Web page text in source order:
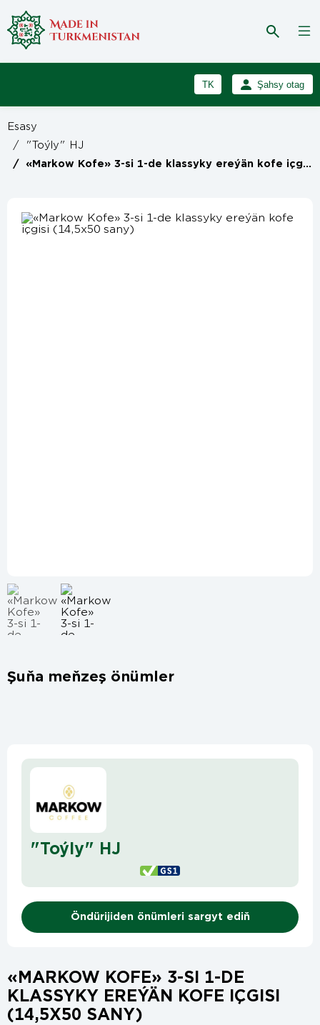
TK
RU
Şahsy otag
Esasy
/
"Toýly" HJ
/ «Markow Kofe» 3-si 1-de klassyky ereýän kofe içgisi (14,5x50 sany)
Şuňa meňzeş önümler
"Toýly" HJ
Öndürijiden önümleri sargyt ediň
«MARKOW KOFE» 3-SI 1-DE
KLASSYKY EREÝÄN KOFE IÇGISI
(14,5X50 SANY)